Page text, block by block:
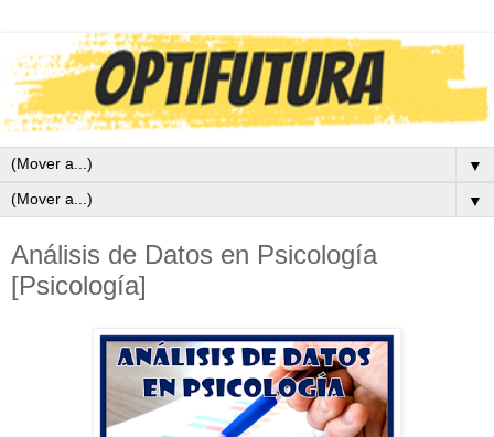
▼
▼
Análisis de Datos en Psicología
[Psicología]